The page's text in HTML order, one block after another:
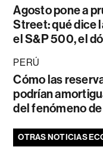
Agosto pone a
Street: qué dice
el S&P 500, el
PERÚ
Cómo las
podrían
del fenómeno
OTRAS NOTICIAS